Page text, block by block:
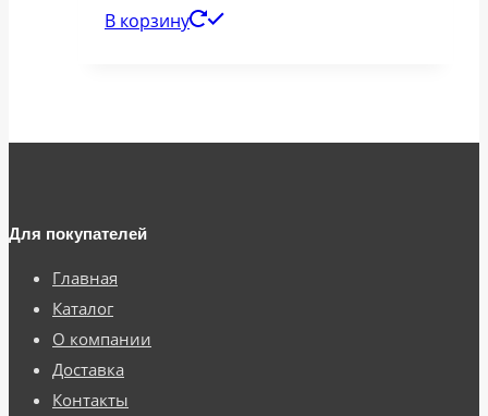
В корзину
Для покупателей
Главная
Каталог
О компании
Доставка
Контакты